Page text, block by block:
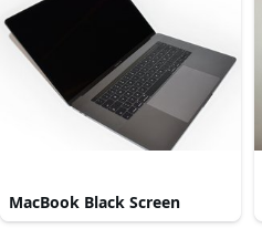
MacBook Black Screen